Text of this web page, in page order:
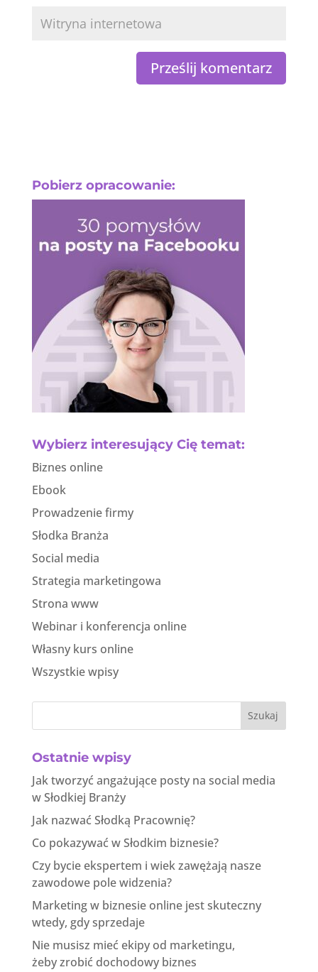
Pobierz opracowanie:
Wybierz interesujący Cię temat:
Biznes online
Ebook
Prowadzenie firmy
Słodka Branża
Social media
Strategia marketingowa
Strona www
Webinar i konferencja online
Własny kurs online
Wszystkie wpisy
Szukaj
Ostatnie wpisy
Jak tworzyć angażujące posty na social media
w Słodkiej Branży
Jak nazwać Słodką Pracownię?
Co pokazywać w Słodkim biznesie?
Czy bycie ekspertem i wiek zawężają nasze
zawodowe pole widzenia?
Marketing w biznesie online jest skuteczny
wtedy, gdy sprzedaje
Nie musisz mieć ekipy od marketingu,
żeby zrobić dochodowy biznes